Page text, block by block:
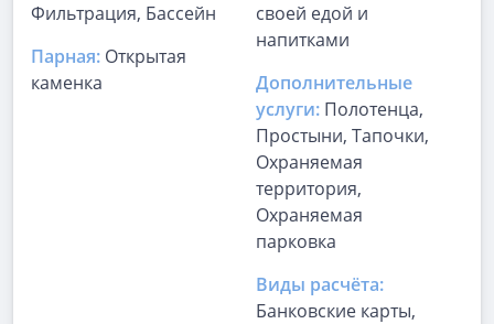
Фильтрация, Бассейн
Парная: Открытая
каменка
своей едой и
напитками
Дополнительные
услуги: Полотенца,
Простыни, Тапочки,
Охраняемая
территория,
Охраняемая
парковка
Виды расчёта:
Банковские карты,